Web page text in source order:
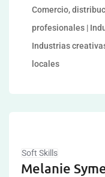
Comercio,
profesionales |
Industrias
locales
Soft Skills
Melanie